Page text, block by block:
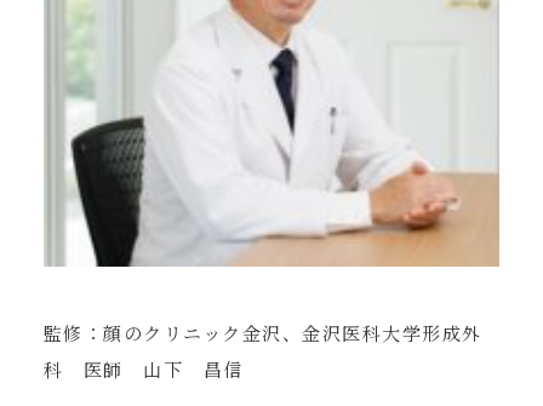
監修：顔のクリニック金沢、金沢医科大学形成外
科 医師 山下 昌信